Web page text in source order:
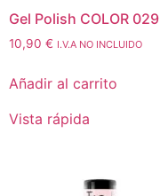
Gel Polish COLOR 029
10,90 € I.V.A NO INCLUIDO
Añadir al carrito
Vista rápida